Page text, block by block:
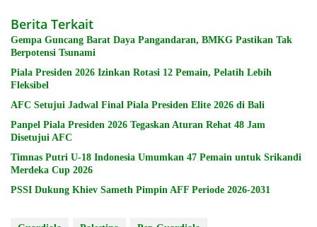
Berita Terkait
Gempa Guncang Barat Daya Pangandaran, BMKG Pastikan Tak
Berpotensi Tsunami
Piala Presiden 2026 Izinkan Rotasi 12 Pemain, Pelatih Lebih
Fleksibel
AFC Setujui Jadwal Final Piala Presiden Elite 2026 di Bali
Panpel Piala Presiden 2026 Tegaskan Aturan Rehat 48 Jam
Disetujui AFC
Timnas Putri U-18 Indonesia Umumkan 47 Pemain untuk Srikandi
Merdeka Cup 2026
PSSI Dukung Khiev Sameth Pimpin AFF Periode 2026-2031